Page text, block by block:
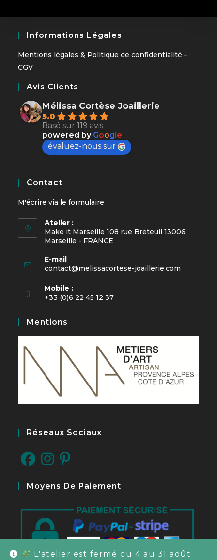
L'atelier est fermé du 4 au 31 août
Informations Légales
Mentions légales & Politique de confidentialité–
CGV
Avis Clients
Mélissa Cortèse Joaillerie
5.0
Basé sur 119 avis
powered by Goog e
évaluez-nous sur
Contact
M'écrire via leformulaire
Atelier :
Make it Marseille 108 rue Breteuil 13006
Marseille - FRANCE
E-mail
contact@melissacortese-joaillerie.com
Mobile :
+33 (0)6 22 45 12 37
Mentions
Réseaux Sociaux
dans
onglet
dans
onglet
dans
nouvel
onglet
Moyens De Paiement